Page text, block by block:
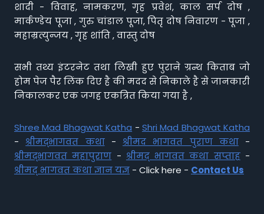
शादी - विवाह, नामकरण, गृह प्रवेश, काल सर्प दोष ,
मार्कण्डेय पूजा , गुरु चांडाल पूजा, पितृ दोष निवारण - पूजा ,
महाम्रत्युन्जय , गृह शांति , वास्तु दोष
सभी तथ्य इंटरनेट तथा लिखी हुए पुराने ग्रन्थ किताब जो
होम पेज पैर लिंक दिए है की मदद से निकाले है से जानकारी
निकालकर एक जगह एकत्रित किया गया है ,
Shree Mad Bhagwat Katha - Shri Mad Bhagwat Katha
- श्रीमद्भागवत कथा- श्रीमद भागवत पुराण कथा-
श्रीमद्भागवत महापुराण - श्रीमद् भागवत कथा सप्ताह-
श्रीमद् भागवत कथा ज्ञान यज्ञ - Click here - Contact Us